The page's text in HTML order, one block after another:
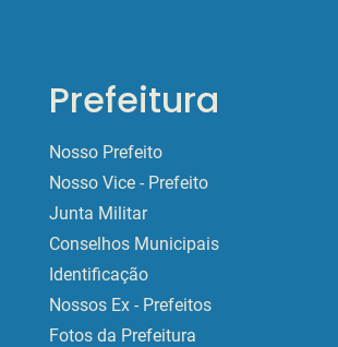
Prefeitura
Nosso Prefeito
Nosso Vice - Prefeito
Junta Militar
Conselhos Municipais
Identificação
Nossos Ex - Prefeitos
Fotos da Prefeitura